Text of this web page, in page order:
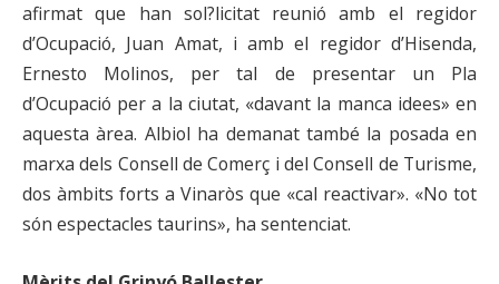
afirmat que han sol?licitat reunió amb el regidor
d’Ocupació, Juan Amat, i amb el regidor d’Hisenda,
Ernesto Molinos, per tal de presentar un Pla
d’Ocupació per a la ciutat, «davant la manca idees» en
aquesta àrea. Albiol ha demanat també la posada en
marxa dels Consell de Comerç i del Consell de Turisme,
dos àmbits forts a Vinaròs que «cal reactivar». «No tot
són espectacles taurins», ha sentenciat.